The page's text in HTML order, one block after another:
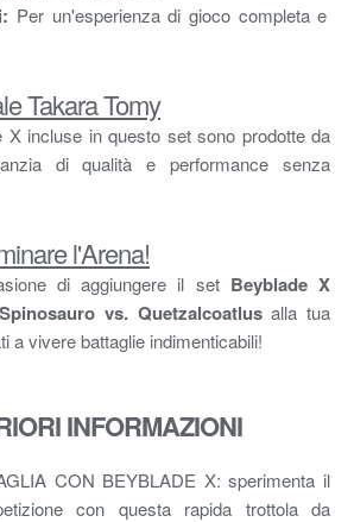
Per un'esperienza di gioco completa e
Takara Tomy
X incluse in questo set sono prodotte da
di qualità e performance senza
l'Arena!
di aggiungere il set Beyblade X
vs. Quetzalcoatlusalla tua
a vivere battaglie indimenticabili!
INFORMAZIONI
CON BEYBLADE X: sperimenta il
con questa rapida trottola da